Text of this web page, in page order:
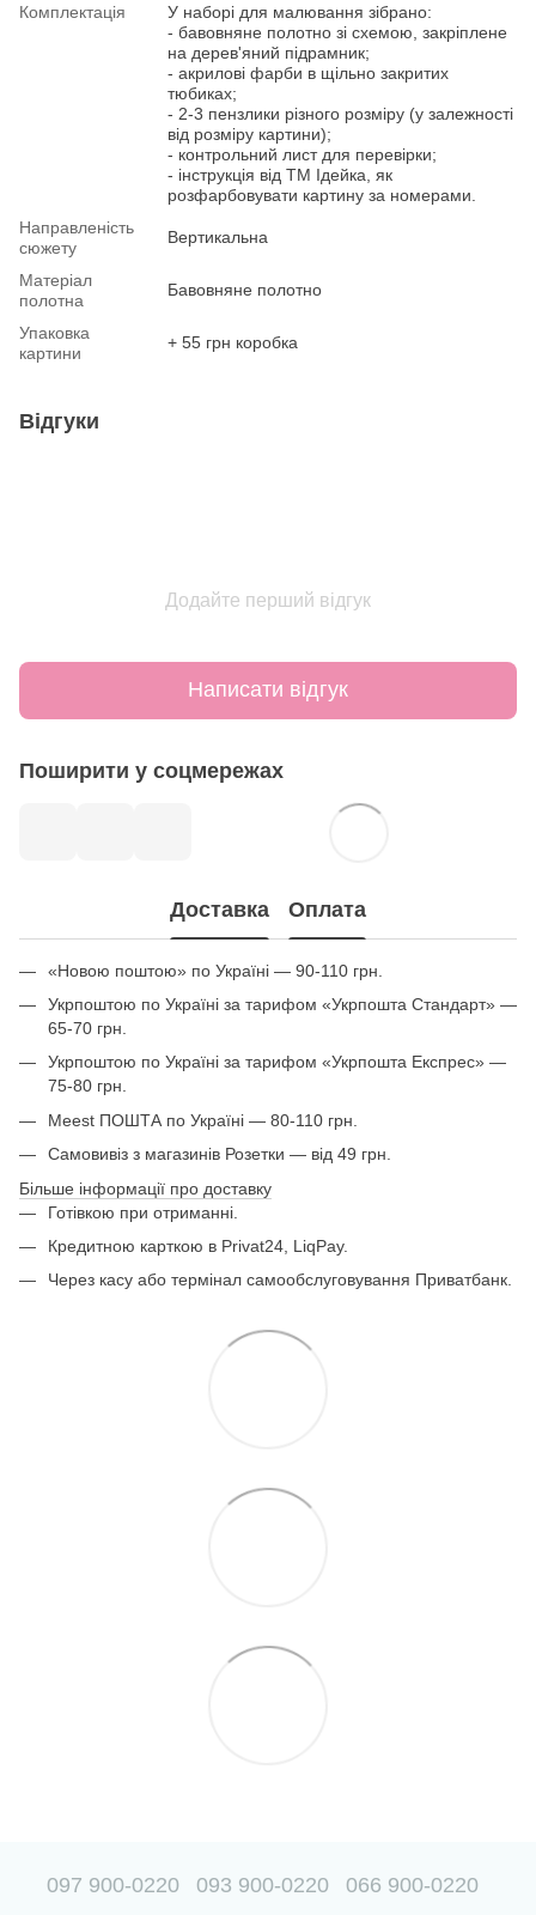
Комплектація
У наборі для малювання зібрано:
- бавовняне полотно зі схемою, закріплене
на дерев'яний підрамник;
- акрилові фарби в щільно закритих
тюбиках;
- 2-3 пензлики різного розміру (у залежності
від розміру картини);
- контрольний лист для перевірки;
- інструкція від ТМ Ідейка, як
розфарбовувати картину за номерами.
Направленість
сюжету
Вертикальна
Матеріал
полотна
Бавовняне полотно
Упаковка
картини
+ 55 грн коробка
Відгуки
Додайте перший відгук
Написати відгук
Поширити у соцмережах
Доставка Оплата
«Новою поштою» по Україні — 90-110 грн.
Укрпоштою по Україні за тарифом «Укрпошта Стандарт» —
65-70 грн.
Укрпоштою по Україні за тарифом «Укрпошта Експрес» —
75-80 грн.
Meest ПОШТА по Україні — 80-110 грн.
Самовивіз з магазинів Розетки — від 49 грн.
Більше інформації про доставку
Готівкою при отриманні.
Кредитною карткою в Privat24, LiqPay.
Через касу або термінал самообслуговування Приватбанк.
097 900-0220 093 900-0220 066 900-0220